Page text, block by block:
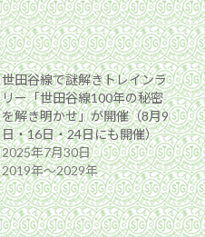
世田谷線で謎解きトレインラ
リー「世田谷線100年の秘密
を解き明かせ」が開催（8月9
日・16日・24日にも開催）
2025年7月30日
2019年〜2029年